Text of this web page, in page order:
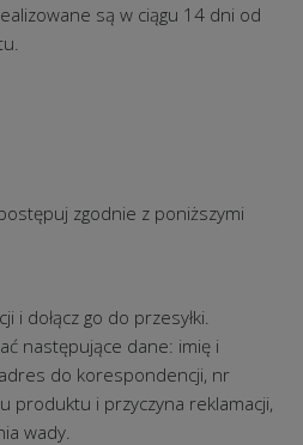
są w ciągu 14 dni od
zgodnie z poniższymi
i dołącz go do przesyłki.
następujące dane: imię i
do korespondencji, nr
produktu i przyczyna reklamacji,
wady.